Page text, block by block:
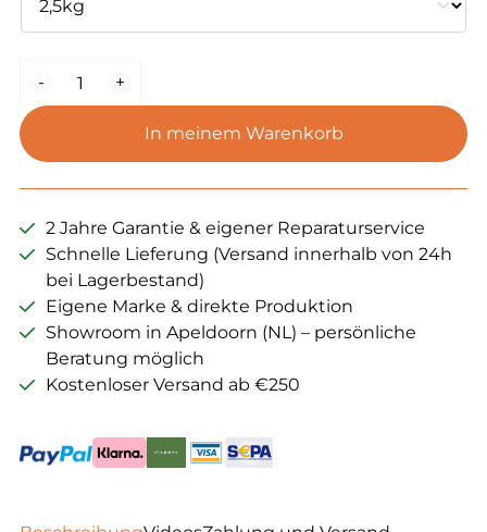
-
WBbaits
Block
Boilie
+
In meinem Warenkorb
2 Jahre Garantie & eigener Reparaturservice
Schnelle Lieferung (Versand innerhalb von 24h
bei Lagerbestand)
Eigene Marke & direkte Produktion
Showroom in Apeldoorn (NL) – persönliche
Beratung möglich
Kostenloser Versand ab €250